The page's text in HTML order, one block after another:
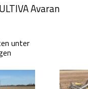
Avaran
unter